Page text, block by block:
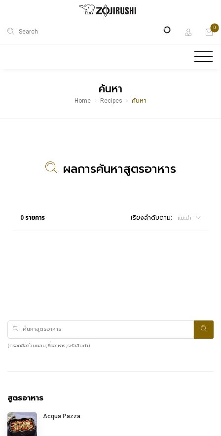
Search
0
ค้นหา
Home Recipes ค้นหา
ผลการค้นหาสูตรอาหาร
0 รายการ เรียงลำดับตาม: แนะนำ
(กรอกชื่อส่วนผสม, ชื่ออาหาร, รหัสสินค้า)
สูตรอาหาร
Acqua Pazza